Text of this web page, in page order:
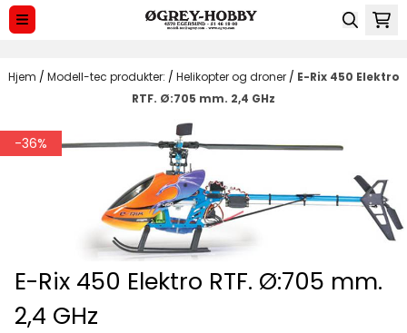
Hopp til innhold
Hjem / Modell-tec produkter: / Helikopter og droner / E-Rix 450 Elektro
RTF. Ø:705 mm. 2,4 GHz
-36%
E-Rix 450 Elektro RTF. Ø:705 mm.
2,4 GHz